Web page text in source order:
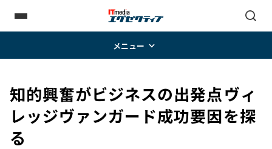
メニュー
知的興奮がビジネスの出発点――ヴィ
レッジヴァンガード成功要因を探
る